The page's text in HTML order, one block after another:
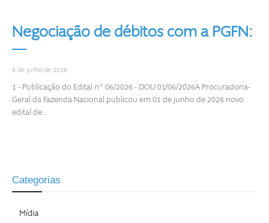
Negociação de débitos com a PGFN:
8 de junho de 2026
1 - Publicação do Edital nº 06/2026 - DOU 01/06/2026A Procuradoria-
Geral da Fazenda Nacional publicou em 01 de junho de 2026 novo
edital de...
Categorias
Mídia